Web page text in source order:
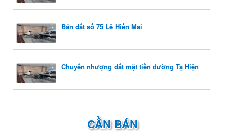
Bán đất số 75 Lê Hiến Mai
Chuyển nhượng đất mặt tiền đường Tạ Hiện
CẦN BÁN